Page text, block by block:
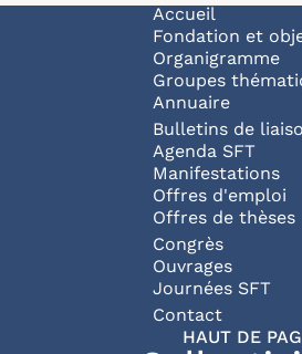
Navigation
Accueil
Fondation et
Organigramme
Groupes
Annuaire
Bulletins de
Agenda SFT
Manifestations
Offres d'emploi
Offres de thèses
Congrès
Ouvrages
Journées SFT
Pied de page
Contact
HAUT DE